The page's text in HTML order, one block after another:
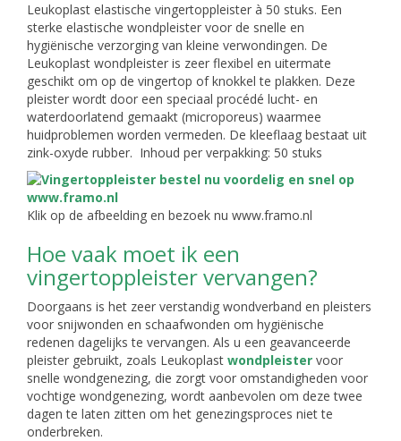
Leukoplast elastische vingertoppleister à 50 stuks. Een
sterke elastische wondpleister voor de snelle en
hygiënische verzorging van kleine verwondingen. De
Leukoplast wondpleister is zeer flexibel en uitermate
geschikt om op de vingertop of knokkel te plakken. Deze
pleister wordt door een speciaal procédé lucht- en
waterdoorlatend gemaakt (microporeus) waarmee
huidproblemen worden vermeden. De kleeflaag bestaat uit
zink-oxyde rubber. Inhoud per verpakking: 50 stuks
Klik op de afbeelding en bezoek nu www.framo.nl
Hoe vaak moet ik een
vingertoppleister vervangen?
Doorgaans is het zeer verstandig wondverband en pleisters
voor snijwonden en schaafwonden om hygiënische
redenen dagelijks te vervangen. Als u een geavanceerde
pleister gebruikt, zoals Leukoplast wondpleister voor
snelle wondgenezing, die zorgt voor omstandigheden voor
vochtige wondgenezing, wordt aanbevolen om deze twee
dagen te laten zitten om het genezingsproces niet te
onderbreken.